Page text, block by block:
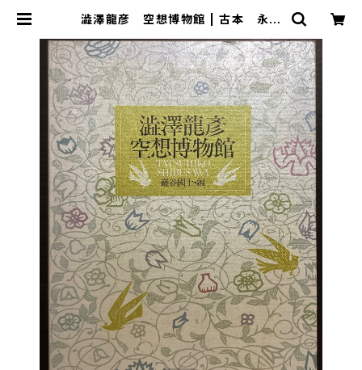
澁澤龍彦 空想博物館 | 古本 永田